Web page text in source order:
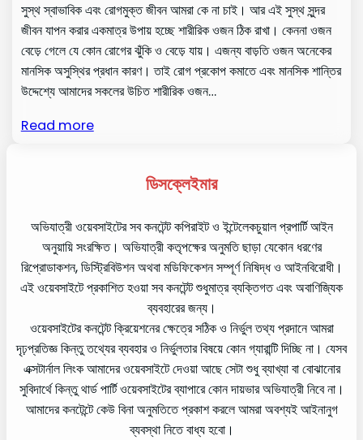
সুস্থ স্বাভাবিক এবং রোগমুক্ত জীবন আমরা কে না চাই। আর এই সুস্থ সুন্দর
জীবন যাপন করার একমাত্র উপায় হচ্ছে শারীরিক ওজন ঠিক রাখা। কেননা ওজন
বেড়ে গেলে যে কোন রোগের ঝুঁকি ও বেড়ে যায়। এজন্য বাড়তি ওজন অনেকের
মানসিক অসুস্থির প্রধান কারণ। তাই রোগ প্রকোপ কমাতে এবং মানসিক শান্তির
উদ্দেশ্যে আমাদের সকলের উচিত শারীরিক ওজন…
Read more
ডিসক্লেইমার
অভিযাত্রী ওয়েবসাইটের সব কনটেন্ট কপিরাইট ও ইন্টেলেকচুয়াল প্রপার্টি আইন
অনুয়ায়ি সংরক্ষিত। অভিযাত্রী কতৃপক্ষের অনুমতি ছাড়া যেকোন ধরণের
রিপ্রোডাকশন, ডিস্ট্রিবিউশন অথবা মডিফিকেশন সম্পূর্ণ নিষিদ্ধ ও আইনবিরোধী।
এই ওয়েবসাইটে প্রকাশিত হওয়া সব কনটেন্ট শুধুমাত্র ব্যক্তিগত এবং অবাণিজ্যিক
ব্যবহারের জন্য।
ওয়েবসাইটের কনটেন্ট ক্রিয়েশনের ক্ষেত্রে সঠিক ও নির্ভুল তথ্য প্রদানে আমরা
দৃঢ়প্রতিজ্ঞ কিন্তু তথ্যের ব্যবহার ও নির্ভুলতার বিষয়ে কোন গ্যারান্টি দিচ্ছি না। যেসব
এক্সটার্নাল লিংক আমাদের ওয়েবসাইটে দেওয়া আছে সেটা শুধু ব্যাখ্যা বা বোঝানোর
সুবিদার্থে কিন্তু থার্ড পার্টি ওয়েবসাইটের ব্যাপারে কোন দায়ভার অভিযাত্রী নিবে না।
আমাদের কনটেন্টে কেউ বিনা অনুমতিতে প্রকাশ করলে আমরা অবশ্যই আইনানুগ
ব্যবস্থা নিতে বাধ্য হবো।